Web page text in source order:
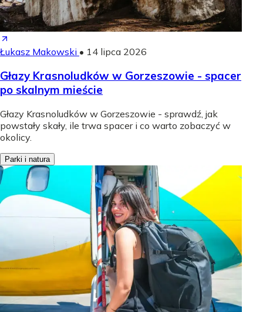
Łukasz Makowski • 14 lipca 2026
Głazy Krasnoludków w Gorzeszowie - spacer
po skalnym mieście
Głazy Krasnoludków w Gorzeszowie - sprawdź, jak
powstały skały, ile trwa spacer i co warto zobaczyć w
okolicy.
Parki i natura